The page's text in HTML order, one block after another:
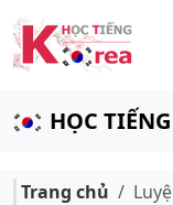
HỌC
Trang chủ